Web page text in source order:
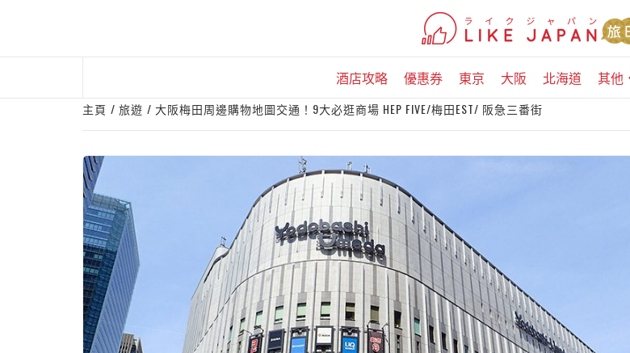
酒店攻略 優惠券 東京 大阪 北海道 其他
主頁 旅遊 大阪梅田周邊購物地圖交通！9大必逛商場 HEP FIVE/梅田EST/ 阪急三番街